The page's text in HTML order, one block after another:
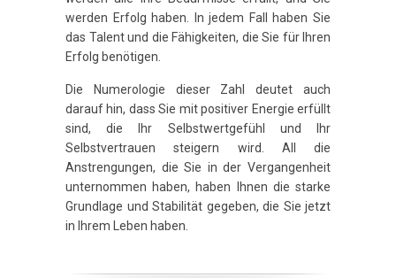
werden Erfolg haben. In jedem Fall haben Sie
das Talent und die Fähigkeiten, die Sie für Ihren
Erfolg benötigen.
Die Numerologie dieser Zahl deutet auch
darauf hin, dass Sie mit positiver Energie erfüllt
sind, die Ihr Selbstwertgefühl und Ihr
Selbstvertrauen steigern wird. All die
Anstrengungen, die Sie in der Vergangenheit
unternommen haben, haben Ihnen die starke
Grundlage und Stabilität gegeben, die Sie jetzt
in Ihrem Leben haben.